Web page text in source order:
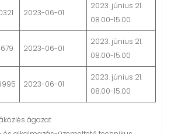
2023-06-01
2023. június 21.
08.00-15.00
2023-06-01
2023. június 21.
08.00-15.00
2023-06-01
2023. június 21.
08.00-15.00
ágazat